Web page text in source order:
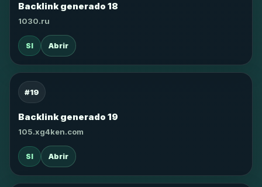
Backlink generado 18
1030.ru
SI Abrir
#19
Backlink generado 19
105.xg4ken.com
SI Abrir